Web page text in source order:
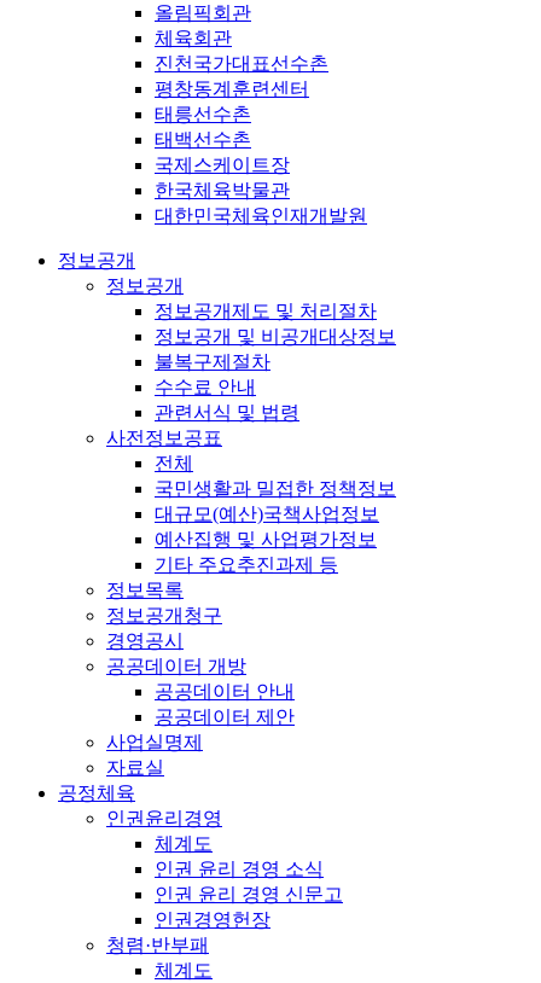
올림픽회관
체육회관
진천국가대표선수촌
평창동계훈련센터
태릉선수촌
태백선수촌
국제스케이트장
한국체육박물관
대한민국체육인재개발원
정보공개
정보공개
정보공개제도 및 처리절차
정보공개 및 비공개대상정보
불복구제절차
수수료 안내
관련서식 및 법령
사전정보공표
전체
국민생활과 밀접한 정책정보
대규모(예산)국책사업정보
예산집행 및 사업평가정보
기타 주요추진과제 등
정보목록
정보공개청구
경영공시
공공데이터 개방
공공데이터 안내
공공데이터 제안
사업실명제
자료실
공정체육
인권윤리경영
체계도
인권 윤리 경영 소식
인권 윤리 경영 신문고
인권경영헌장
청렴·반부패
체계도